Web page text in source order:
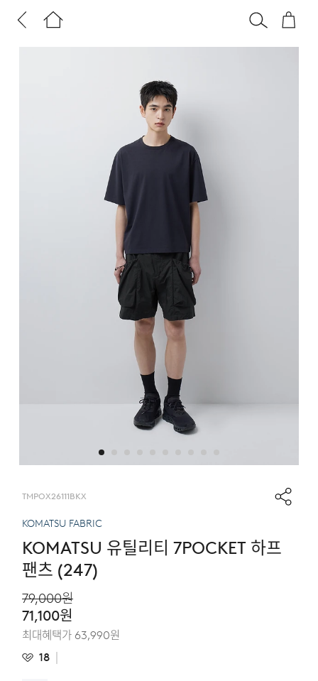
TMPOX26111BKX
KOMATSU FABRIC
KOMATSU 유틸리티 7POCKET 하프
팬츠 (247)
71,100원
79,000원
최대혜택가 63,990원
18